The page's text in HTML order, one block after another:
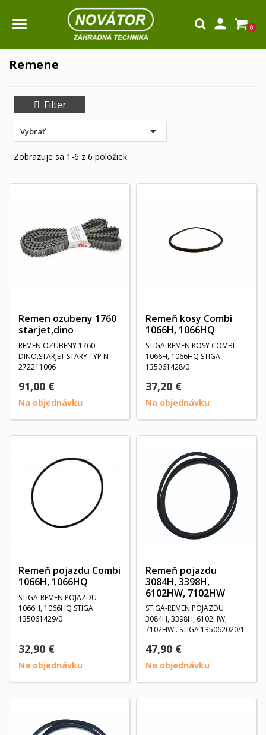
 0
Remene
Filter
Vybrať 
Zobrazuje sa 1-6 z 6 položiek
Remen ozubeny 1760
starjet,dino
REMEN OZUBENY 1760
DINO,STARJET STARY TYP N
272211006
91,00 €
Na objednávku
Remeň kosy Combi
1066H, 1066HQ
STIGA-REMEN KOSY COMBI
1066H, 1066HQ STIGA
135061428/0
37,20 €
Na objednávku
Remeň pojazdu Combi
1066H, 1066HQ
STIGA-REMEN POJAZDU
1066H, 1066HQ STIGA
135061429/0
32,90 €
Na objednávku
Remeň pojazdu
3084H, 3398H,
6102HW, 7102HW
STIGA-REMEN POJAZDU
3084H, 3398H, 6102HW,
7102HW.. STIGA 135062020/1
47,90 €
Na objednávku